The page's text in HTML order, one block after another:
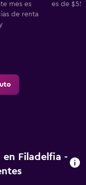
mes es
de renta
es de
Filadelfia -